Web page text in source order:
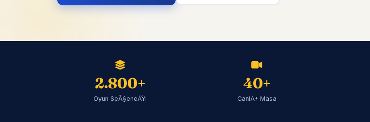
2.800+
Oyun SeÃ§eneÄŸi
40+
CanlÄ± Masa